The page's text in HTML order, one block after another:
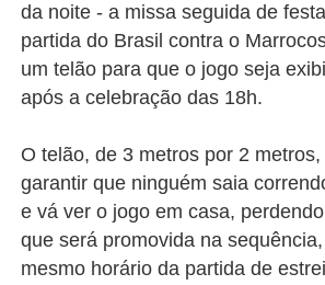
da noite - a missa seguida de
partida do Brasil contra o
um telão para que o jogo seja
após a celebração das 18h.
O telão, de 3 metros por 2
garantir que ninguém saia
e vá ver o jogo em casa,
que será promovida na
mesmo horário da partida de